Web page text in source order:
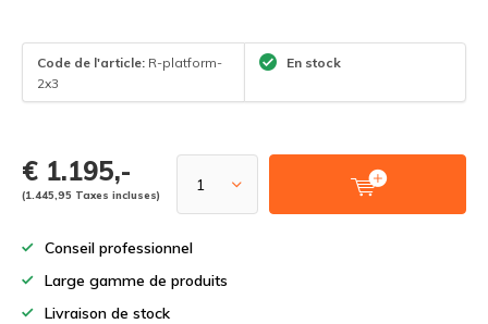
Code de l'article: R-platform-
2x3
En stock
€ 1.195,-
(1.445,95 Taxes incluses)
Conseil professionnel
Large gamme de produits
Livraison de stock